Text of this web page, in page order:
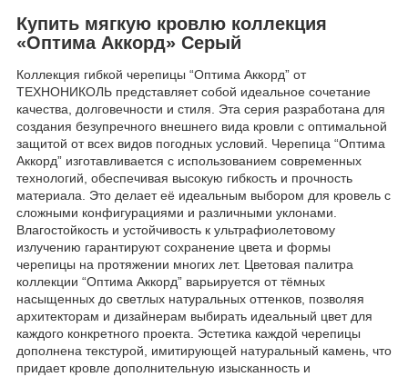
Купить мягкую кровлю коллекция
«Оптима Аккорд» Серый
Коллекция гибкой черепицы “Оптима Аккорд” от
ТЕХНОНИКОЛЬ представляет собой идеальное сочетание
качества, долговечности и стиля. Эта серия разработана для
создания безупречного внешнего вида кровли с оптимальной
защитой от всех видов погодных условий. Черепица “Оптима
Аккорд” изготавливается с использованием современных
технологий, обеспечивая высокую гибкость и прочность
материала. Это делает её идеальным выбором для кровель с
сложными конфигурациями и различными уклонами.
Влагостойкость и устойчивость к ультрафиолетовому
излучению гарантируют сохранение цвета и формы
черепицы на протяжении многих лет. Цветовая палитра
коллекции “Оптима Аккорд” варьируется от тёмных
насыщенных до светлых натуральных оттенков, позволяя
архитекторам и дизайнерам выбирать идеальный цвет для
каждого конкретного проекта. Эстетика каждой черепицы
дополнена текстурой, имитирующей натуральный камень, что
придает кровле дополнительную изысканность и